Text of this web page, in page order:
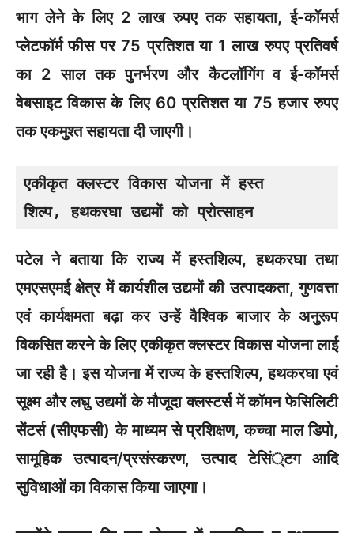
भाग लेने के लिए 2 लाख रुपए तक सहायता, ई-कॉमर्स
प्लेटफॉर्म फीस पर 75 प्रतिशत या 1 लाख रुपए प्रतिवर्ष
का 2 साल तक पुनर्भरण और कैटलॉगिंग व ई-कॉमर्स
वेबसाइट विकास के लिए 60 प्रतिशत या 75 हजार रुपए
तक एकमुश्त सहायता दी जाएगी।
एकीकृत क्लस्टर विकास योजना में हस्त
शिल्प, हथकरघा उद्यमों को प्रोत्साहन
पटेल ने बताया कि राज्य में हस्तशिल्प, हथकरघा तथा
एमएसएमई क्षेत्र में कार्यशील उद्यमों की उत्पादकता, गुणवत्ता
एवं कार्यक्षमता बढ़ा कर उन्हें वैश्विक बाजार के अनुरूप
विकसित करने के लिए एकीकृत क्लस्टर विकास योजना लाई
जा रही है। इस योजना में राज्य के हस्तशिल्प, हथकरघा एवं
सूक्ष्म और लघु उद्यमों के मौजूदा क्लस्टर्स में कॉमन फेसिलिटी
सेंटर्स (सीएफसी) के माध्यम से प्रशिक्षण, कच्चा माल डिपो,
सामूहिक उत्पादन/प्रसंस्करण, उत्पाद टेसिं्टग आदि
सुविधाओं का विकास किया जाएगा।